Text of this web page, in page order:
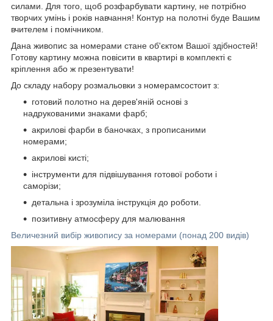
силами. Для того, щоб розфарбувати картину, не потрібно
творчих умінь і років навчання! Контур на полотні буде Вашим
вчителем і помічником.
Дана живопис за номерами стане об'єктом Вашої здібностей!
Готову картину можна повісити в квартирі в комплекті є
кріплення або ж презентувати!
До складу набору розмальовки з номерамсостоит з:
готовий полотно на дерев'яній основі з
надрукованими знаками фарб;
акрилові фарби в баночках, з прописаними
номерами;
акрилові кисті;
інструменти для підвішування готової роботи і
саморізи;
детальна і зрозуміла інструкція до роботи.
позитивну атмосферу для малювання
Величезний вибір живопису за номерами (понад 200 видів)